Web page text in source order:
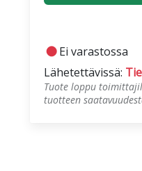
fiber_manual_recordEi varastossa
Lähetettävissä:
Tuote loppu
tuotteen